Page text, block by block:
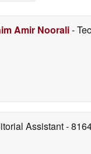
Amir Noorali-
Assistant-